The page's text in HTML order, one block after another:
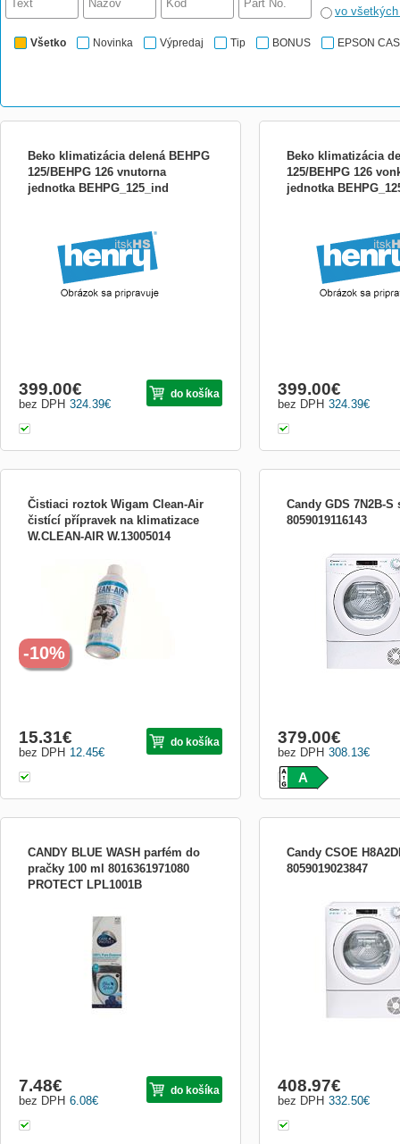
vo
Všetko Novinka Výpredaj Tip BONUS EPSON
Beko klimatizácia delená BEHPG
125/BEHPG 126 vnutorna
jednotka BEHPG_125_ind
324.39€
bez DPH
399.00€ do košíka
Beko klimatizácia
125/BEHPG 126
jednotka
324.39€
bez DPH
399.00€
Čistiaci roztok Wigam Clean-Air
čistící přípravek na klimatizace
W.CLEAN-AIR W.13005014
Ostraňuje zápach z klimatizačních
systémů a dezinfikuje. Upozornění: Datum
na lahvičce je datem plnění náplně do
tlakové nádoby. Doba použitelnosti spreje
je za předpok...
12.45€
bez DPH
15.31€ do košíka
-10%
Candy GDS 7N2B-S
8059019116143
samostatne stojaca,
(nové označenie D),
maximálne množstvo
hlučnosť 64 dB, spotreba
kWh/100 cyklů, odložený
čerpadlo, displej a detská
308.13€
bez DPH
379.00€
A
CANDY BLUE WASH parfém do
pračky 100 ml 8016361971080
PROTECT LPL1001B
WASH), BARVA: bílo-modrá
6.08€
bez DPH
7.48€ do košíka
Candy CSOE
8059019023847
tepelného čerpadla se
konstrukcí a prouděním
dotykový displej, Easy
Infinity se zvukovou
připojení na odpad,
kabinetu sušičky
332.50€
bez DPH
408.97€